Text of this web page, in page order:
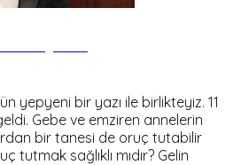
yepyeni bir yazı ile birlikteyiz. 11
Gebe ve emziren annelerin
bir tanesi de oruç tutabilir
tutmak sağlıklı mıdır? Gelin